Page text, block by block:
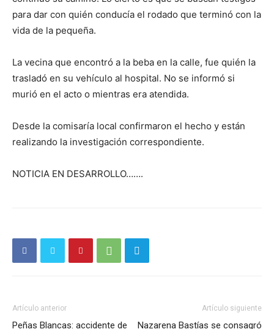
para dar con quién conducía el rodado que terminó con la
vida de la pequeña.
La vecina que encontró a la beba en la calle, fue quién la
trasladó en su vehículo al hospital. No se informó si
murió en el acto o mientras era atendida.
Desde la comisaría local confirmaron el hecho y están
realizando la investigación correspondiente.
NOTICIA EN DESARROLLO…….
Artículo anterior
Peñas Blancas: accidente de
Artículo siguiente
Nazarena Bastías se consagró